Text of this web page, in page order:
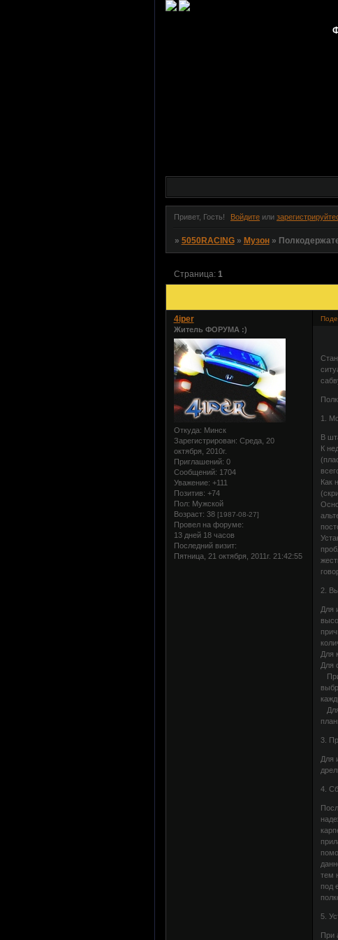
Привет, Гость! Войдите или
» 5050RACING » Музон »
Страница: 1
4iper
Житель ФОРУМА :)
Откуда: Минск
Зарегистрирован: Среда, 20
октября, 2010г.
Приглашений: 0
Сообщений: 1704
Уважение: +111
Позитив: +74
Пол: Мужской
Возраст: 38 [1987-08-27]
Провел на форуме:
13 дней 18 часов
Последний визит:
Пятница, 21 октября, 2011г. 21:42:55
1.
В
К
Как
2.
Для
Для
Для
3.
Для
4.
тем
под
5.
При